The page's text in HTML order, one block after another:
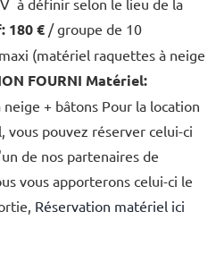
180 €/ groupe de 10
(matériel raquettes à neige
FOURNI Matériel:
+ bâtons Pour la location
vous pouvez réserver celui-ci
de nos partenaires de
vous apporterons celui-ci le
Réservation matériel ici